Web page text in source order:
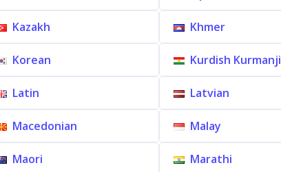
Kazakh Khmer
Korean Kurdish Kurmanji
Latin Latvian
Macedonian Malay
Maori Marathi